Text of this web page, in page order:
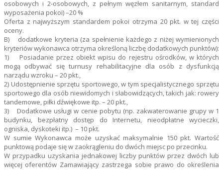
osobowych i 2-osobowych, z pełnym węzłem sanitarnym, standard
wyposażenia pokoi) –20 %
Oferta z najwyższym standardem pokoi otrzyma 20 pkt. w tej części
oceny.
B) dodatkowe kryteria (za spełnienie każdego z niżej wymienionych
kryteriów wykonawca otrzyma określoną liczbę dodatkowych punktów):
1) Posiadanie przez obiekt wpisu do rejestru ośrodków, w których
mogą odbywać się turnusy rehabilitacyjne dla osób z dysfunkcją
narządu wzroku – 20 pkt.,
2) Udostępnienie sprzętu sportowego, w tym specjalistycznego sprzętu
sportowego dla osób niewidomych i słabowidzących, takich jak: rowery
tandemowe, piłki dźwiękowe itp. – 20 pkt.,
3) Dodatkowe usługi w cenie pobytu (np. zakwaterowanie grupy w 1
budynku, bezpłatny dostęp do Internetu, nieodpłatne wycieczki,
ogniska, dyskoteki itp.) – 10 pkt.
W sumie Wykonawca może uzyskać maksymalnie 150 pkt. Wartość
punktową podaje się w zaokrągleniu do dwóch miejsc po przecinku.
W przypadku uzyskania jednakowej liczby punktów przez dwóch lub
więcej oferentów Zamawiający zastrzega sobie prawo do określenia